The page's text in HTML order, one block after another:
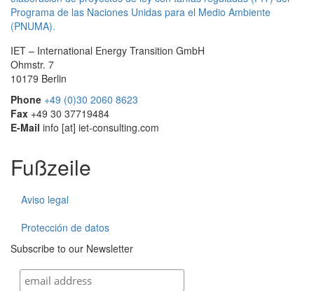
Programa de las Naciones Unidas para el Medio Ambiente
(PNUMA).
IET – International Energy Transition GmbH
Ohmstr. 7
10179 Berlin
Phone +49 (0)30 2060 8623
Fax +49 30 37719484
E-Mail info [at] iet-consulting.com
Fußzeile
Aviso legal
Protección de datos
Subscribe to our Newsletter